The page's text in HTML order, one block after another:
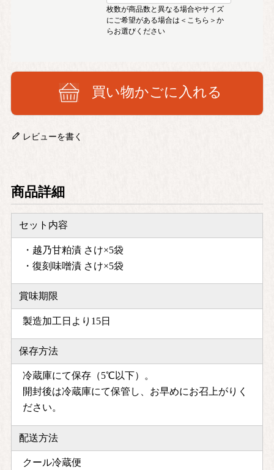
買い物かごに入れる
枚数が商品数と異なる場合やサイズ
にご希望がある場合は ＜こちら＞か
らお選びください
レビューを書く
商品詳細
セット内容
・越乃甘粕漬 さけ×5袋
・復刻味噌漬 さけ×5袋
賞味期限
製造加工日より15日
保存方法
冷蔵庫にて保存（5℃以下）。
開封後は冷蔵庫にて保管し、お早めにお召上がりく
ださい。
配送方法
クール冷蔵便